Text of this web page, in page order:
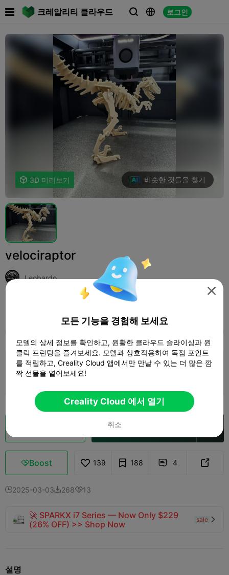
크레알리티 클라우드   로그인
 
 3D 미리보기 비슷한 것들을 찾기
velociraptor
Leobardo
0.2mm layer, 2 walls, 15% infill
Creality Cloud 에서 열기
Boost 139 188  4 
2025-03-0326813
🚀 SPARKX i7 Series — Now Only $229
(26% OFF) >> Shop Now
sale 
설명

모든 기능을 경험해 보세요
모델의 상세 정보를 확인하고, 원활한 클라우드 슬라이싱과 원
클릭 프린팅을 즐겨보세요. 모델과 상호작용하여 독점 포인트
를 적립하고, Creality Cloud 앱에서만 만날 수 있는 더 많은 깜
짝 선물을 열어보세요!
Creality Cloud 에서 열기
취소